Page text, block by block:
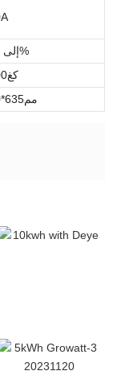
5% إلى 95%
كغ66.00
مم635*400*335